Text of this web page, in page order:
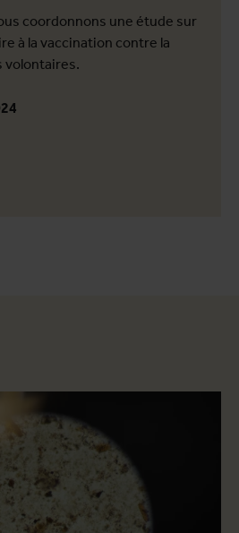
coordonnons une étude sur
à la vaccination contre la
volontaires.